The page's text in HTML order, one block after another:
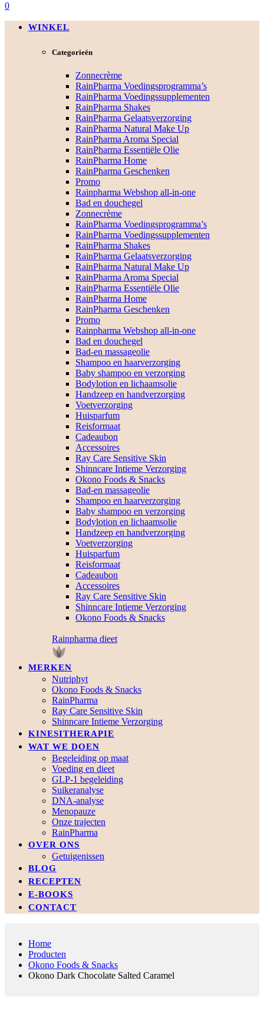
0
WINKEL
Categorieën
Zonnecrème
RainPharma Voedingsprogramma’s
RainPharma Voedingssupplementen
RainPharma Shakes
RainPharma Gelaatsverzorging
RainPharma Natural Make Up
RainPharma Aroma Special
RainPharma Essentiële Olie
RainPharma Home
RainPharma Geschenken
Promo
Rainpharma Webshop all-in-one
Bad en douchegel
Zonnecrème
RainPharma Voedingsprogramma’s
RainPharma Voedingssupplementen
RainPharma Shakes
RainPharma Gelaatsverzorging
RainPharma Natural Make Up
RainPharma Aroma Special
RainPharma Essentiële Olie
RainPharma Home
RainPharma Geschenken
Promo
Rainpharma Webshop all-in-one
Bad en douchegel
Bad-en massageolie
Shampoo en haarverzorging
Baby shampoo en verzorging
Bodylotion en lichaamsolie
Handzeep en handverzorging
Voetverzorging
Huisparfum
Reisformaat
Cadeaubon
Accessoires
Ray Care Sensitive Skin
Shinncare Intieme Verzorging
Okono Foods & Snacks
Bad-en massageolie
Shampoo en haarverzorging
Baby shampoo en verzorging
Bodylotion en lichaamsolie
Handzeep en handverzorging
Voetverzorging
Huisparfum
Reisformaat
Cadeaubon
Accessoires
Ray Care Sensitive Skin
Shinncare Intieme Verzorging
Okono Foods & Snacks
Rainpharma dieet
MERKEN
Nutriphyt
Okono Foods & Snacks
RainPharma
Ray Care Sensitive Skin
Shinncare Intieme Verzorging
KINESITHERAPIE
WAT WE DOEN
Begeleiding op maat
Voeding en dieet
GLP-1 begeleiding
Suikeranalyse
DNA-analyse
Menopauze
Onze trajecten
RainPharma
OVER ONS
Getuigenissen
BLOG
RECEPTEN
E-BOOKS
CONTACT
Home
Producten
Okono Foods & Snacks
Okono Dark Chocolate Salted Caramel